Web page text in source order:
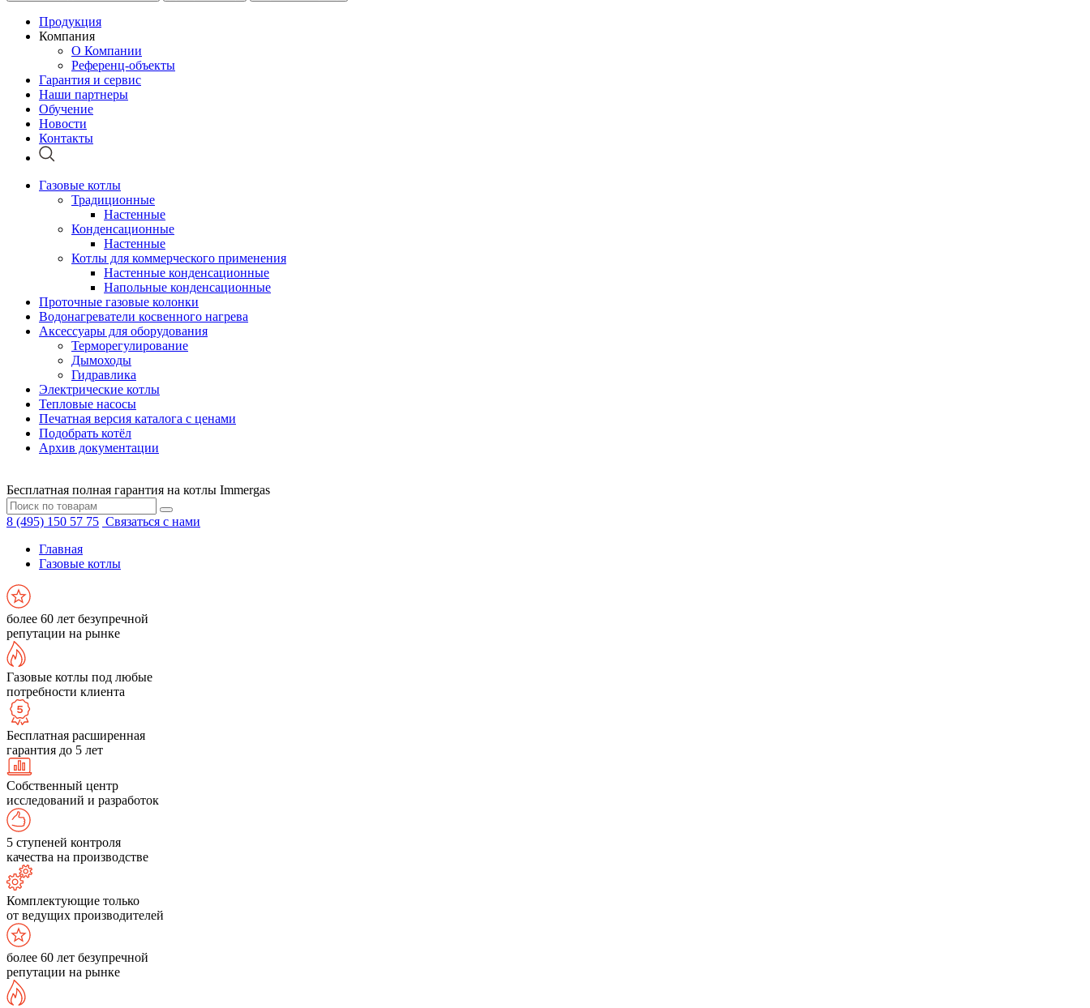
Продукция
Компания
О Компании
Референц-объекты
Гарантия и сервис
Наши партнеры
Обучение
Новости
Контакты
Газовые котлы
Традиционные
Настенные
Конденсационные
Настенные
Котлы для коммерческого применения
Настенные конденсационные
Напольные конденсационные
Проточные газовые колонки
Водонагреватели косвенного нагрева
Аксессуары для оборудования
Терморегулирование
Дымоходы
Гидравлика
Электрические котлы
Тепловые насосы
Печатная версия каталога с ценами
Подобрать котёл
Архив документации
Бесплатная полная гарантия на котлы Immergas
8 (495) 150 57 75 Связаться с нами
Главная
Газовые котлы
более 60 лет безупречной
репутации на рынке
Газовые котлы под любые
потребности клиента
Бесплатная расширенная
гарантия до 5 лет
Собственный центр
исследований и разработок
5 ступеней контроля
качества на производстве
Комплектующие только
от ведущих производителей
более 60 лет безупречной
репутации на рынке